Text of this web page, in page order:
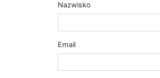
Nazwisko
Email